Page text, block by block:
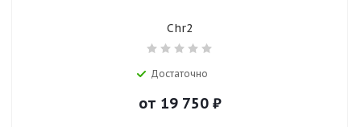
Chr2
Достаточно
от 19 750₽